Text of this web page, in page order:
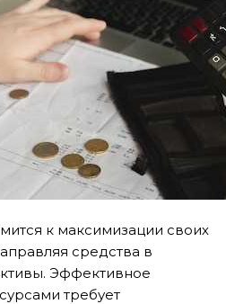
к максимизации своих
средства в
Эффективное
требует